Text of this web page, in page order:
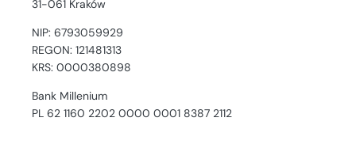
31-061 Kraków
NIP: 6793059929
REGON: 121481313
KRS: 0000380898
Bank Millenium
PL 62 1160 2202 0000 0001 8387 2112